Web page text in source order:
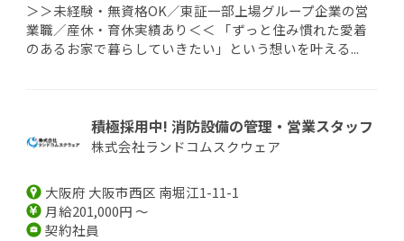
＞＞未経験・無資格OK／東証一部上場グループ企業の営
業職／産休・育休実績あり＜＜ 「ずっと住み慣れた愛着
のあるお家で暮らしていきたい」という想いを叶える...
積極採用中! 消防設備の管理・営業スタッフ
株式会社ランドコムスクウェア
大阪府 大阪市西区 南堀江1-11-1
月給201,000円 ～
契約社員